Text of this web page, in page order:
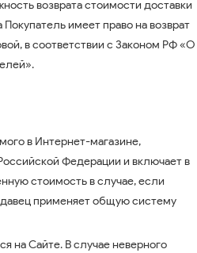
возврата стоимости доставки
Покупатель имеет право на возврат
в соответствии с Законом РФ «О
в Интернет-магазине,
Федерации и включает в
стоимость в случае, если
применяет общую систему
на Сайте. В случае неверного